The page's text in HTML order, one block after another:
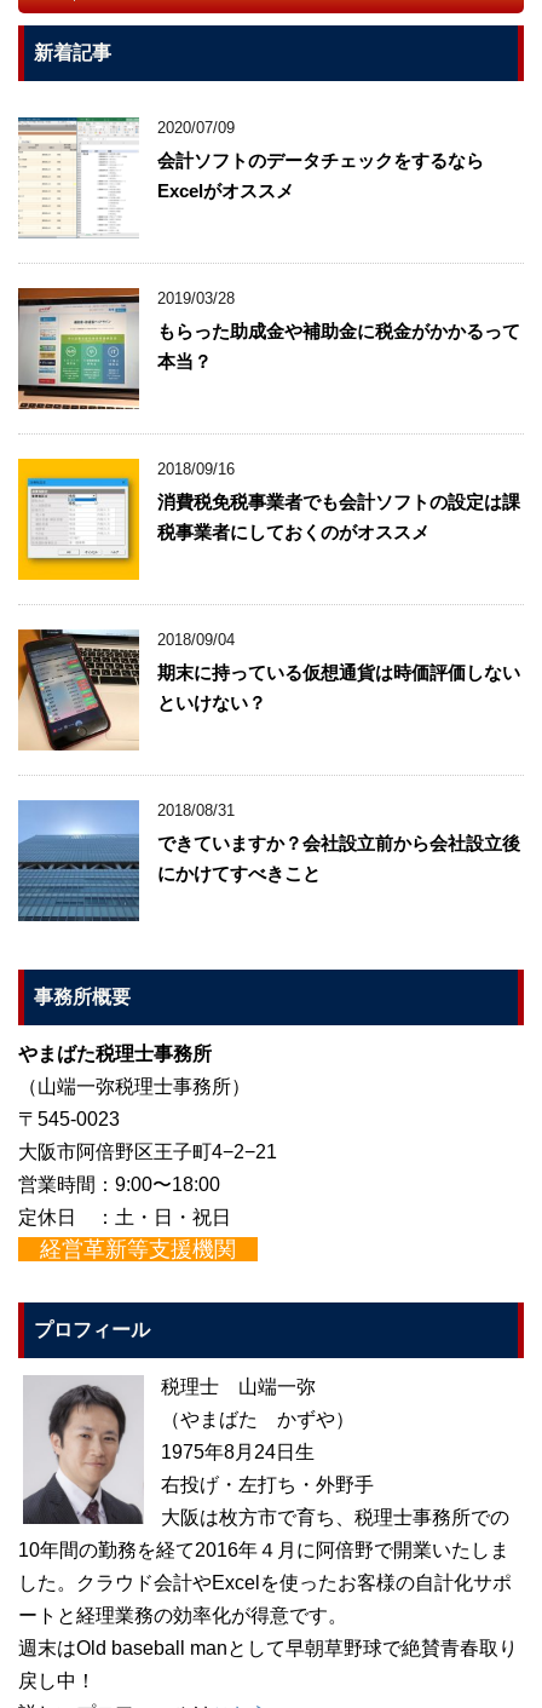
新着記事
2020/07/09
会計ソフトのデータチェックをするなら
Excelがオススメ
2019/03/28
もらった助成金や補助金に税金がかかるって
本当？
2018/09/16
消費税免税事業者でも会計ソフトの設定は課
税事業者にしておくのがオススメ
2018/09/04
期末に持っている仮想通貨は時価評価しない
といけない？
2018/08/31
できていますか？会社設立前から会社設立後
にかけてすべきこと
事務所概要
やまばた税理士事務所
（山端一弥税理士事務所）
〒545-0023
大阪市阿倍野区王子町4−2−21
営業時間：9:00〜18:00
定休日 ：土・日・祝日
経営革新等支援機関
プロフィール
税理士 山端一弥
（やまばた かずや）
1975年8月24日生
右投げ・左打ち・外野手
大阪は枚方市で育ち、税理士事務所での
10年間の勤務を経て2016年４月に阿倍野で開業いたしま
した。クラウド会計やExcelを使ったお客様の自計化サポ
ートと経理業務の効率化が得意です。
週末はOld baseball manとして早朝草野球で絶賛青春取り
戻し中！